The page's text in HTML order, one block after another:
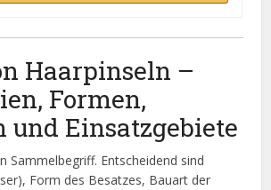
Haarpinseln –
Formen,
und Einsatzgebiete
Sammelbegriff. Entscheidend sind
Form des Besatzes, Bauart der